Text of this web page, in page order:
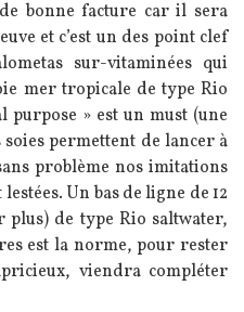
bonne facture car il sera
et c’est un des point clef
sur-vitaminées qui
mer tropicale de type Rio
purpose » est un must (une
permettent de lancer à
problème nos imitations
Un bas de ligne de 12
plus) de type Rio saltwater,
est la norme, pour rester
viendra compléter